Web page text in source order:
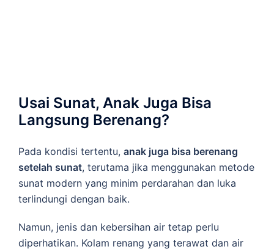
Usai Sunat, Anak Juga Bisa
Langsung Berenang?
Pada kondisi tertentu, anak juga bisa berenang
setelah sunat, terutama jika menggunakan metode
sunat modern yang minim perdarahan dan luka
terlindungi dengan baik.
Namun, jenis dan kebersihan air tetap perlu
diperhatikan. Kolam renang yang terawat dan air